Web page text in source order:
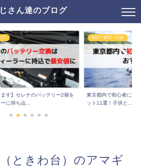
さん達のブログ
ク
ます】セレナのバッテリー2個を
に持ち込...
旅行・観光・行楽
東京都内で初心者にお
ット11選！子供と...
ときわ台）のアマギ